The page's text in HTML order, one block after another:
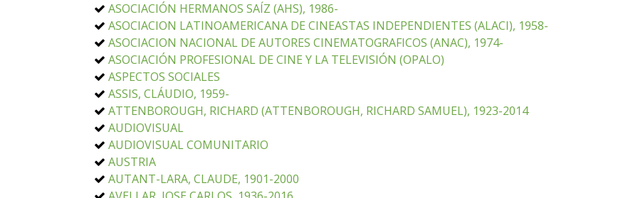
ASOCIACIÓN HERMANOS SAÍZ (AHS), 1986-
ASOCIACION LATINOAMERICANA DE CINEASTAS INDEPENDIENTES (ALACI), 1958-
ASOCIACION NACIONAL DE AUTORES CINEMATOGRAFICOS (ANAC), 1974-
ASOCIACIÓN PROFESIONAL DE CINE Y LA TELEVISIÓN (OPALO)
ASPECTOS SOCIALES
ASSIS, CLÁUDIO, 1959-
ATTENBOROUGH, RICHARD (ATTENBOROUGH, RICHARD SAMUEL), 1923-2014
AUDIOVISUAL
AUDIOVISUAL COMUNITARIO
AUSTRIA
AUTANT-LARA, CLAUDE, 1901-2000